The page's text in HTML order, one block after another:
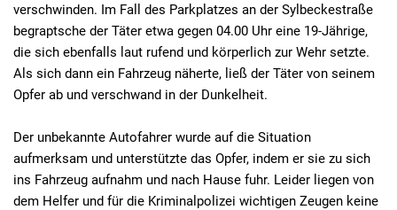
verschwinden. Im Fall des Parkplatzes an der Sylbeckestraße
begraptsche der Täter etwa gegen 04.00 Uhr eine 19-Jährige,
die sich ebenfalls laut rufend und körperlich zur Wehr setzte.
Als sich dann ein Fahrzeug näherte, ließ der Täter von seinem
Opfer ab und verschwand in der Dunkelheit.
Der unbekannte Autofahrer wurde auf die Situation
aufmerksam und unterstützte das Opfer, indem er sie zu sich
ins Fahrzeug aufnahm und nach Hause fuhr. Leider liegen von
dem Helfer und für die Kriminalpolizei wichtigen Zeugen keine